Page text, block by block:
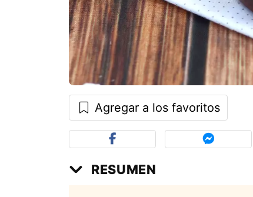
Agregar a los favoritos
RESUMEN